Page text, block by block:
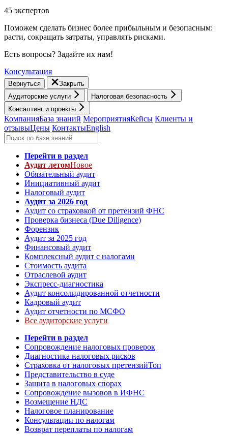
45 экспертов
Поможем сделать бизнес более прибыльным и безопасным:
расти, cокращать затраты, управлять рисками.
Есть вопросы? Задайте их нам!
Консультация
Вернуться
Закрыть
Аудиторские услуги
Налоговая безопасность
Консалтинг и проекты
КомпанияБаза знаний МероприятияКейсы Клиенты и
отзывыЦены КонтактыEnglish
Перейти в раздел
Аудит летомНовое
Обязательный аудит
Инициативный аудит
Налоговый аудит
Аудит за 2026 год
Аудит со страховкой от претензий ФНС
Проверка бизнеса (Due Diligence)
Форензик
Аудит за 2025 год
Финансовый аудит
Комплексный аудит с налогами
Стоимость аудита
Отраслевой аудит
Экспресс-диагностика
Аудит консолидированной отчетности
Кадровый аудит
Аудит отчетности по МСФО
Все аудиторские услуги
Перейти в раздел
Сопровождение налоговых проверок
Диагностика налоговых рисков
Страховка от налоговых претензийТоп
Представительство в суде
Защита в налоговых спорах
Сопровождение вызовов в ИФНС
Возмещение НДС
Налоговое планирование
Консультации по налогам
Возврат переплаты по налогам